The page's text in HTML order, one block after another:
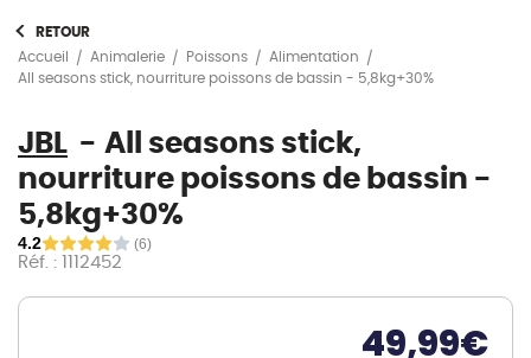
RETOUR
Accueil
Animalerie Poissons
Alimentation
All seasons stick, nourriture poissons de bassin - 5,8kg+30%
JBL
All seasons stick,
nourriture poissons de bassin -
5,8kg+30%
4.2 (6)
Réf. : 1112452
49,99€